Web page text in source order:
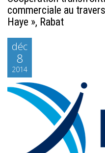
commerciale au
Haye », Rabat
déc
8
2014